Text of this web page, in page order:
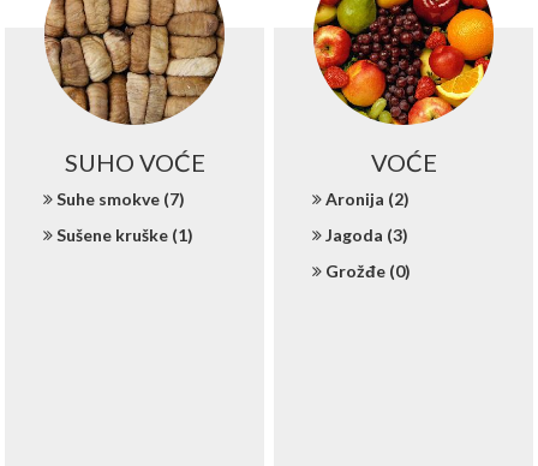
SUHO VOĆE
Suhe smokve (7)
Sušene kruške (1)
VOĆE
Aronija (2)
Jagoda (3)
Grožđe (0)